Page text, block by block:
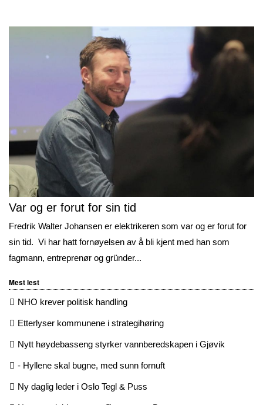
Var og er forut for sin tid
Fredrik Walter Johansen er elektrikeren som var og er forut for
sin tid. Vi har hatt fornøyelsen av å bli kjent med han som
fagmann, entreprenør og gründer...
Mest lest
NHO krever politisk handling
Etterlyser kommunene i strategihøring
Nytt høydebasseng styrker vannberedskapen i Gjøvik
- Hyllene skal bugne, med sunn fornuft
Ny daglig leder i Oslo Tegl & Puss